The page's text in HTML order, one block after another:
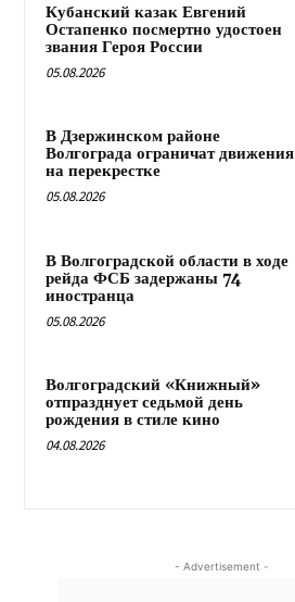
Кубанский казак Евгений
Остапенко посмертно удостоен
звания Героя России
05.08.2026
В Дзержинском районе
Волгограда ограничат движения
на перекрестке
05.08.2026
В Волгоградской области в ходе
рейда ФСБ задержаны 74
иностранца
05.08.2026
Волгоградский «Книжный»
отпразднует седьмой день
рождения в стиле кино
04.08.2026
- Advertisement -